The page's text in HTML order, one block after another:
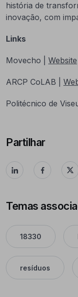
história de
inovação, com
Links
Movecho | Website
ARCP CoLAB |
Politécnico de
Partilhar
Temas
18330
resíduos